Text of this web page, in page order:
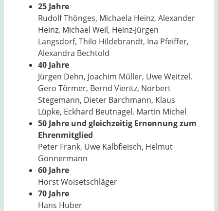
25 Jahre
Rudolf Thönges, Michaela Heinz, Alexander
Heinz, Michael Weil, Heinz-Jürgen
Langsdorf, Thilo Hildebrandt, Ina Pfeiffer,
Alexandra Bechtold
40 Jahre
Jürgen Dehn, Joachim Müller, Uwe Weitzel,
Gero Törmer, Bernd Vieritz, Norbert
Stegemann, Dieter Barchmann, Klaus
Lüpke, Eckhard Beutnagel, Martin Michel
50 Jahre und gleichzeitig Ernennung zum
Ehrenmitglied
Peter Frank, Uwe Kalbfleisch, Helmut
Gonnermann
60 Jahre
Horst Woisetschläger
70 Jahre
Hans Huber